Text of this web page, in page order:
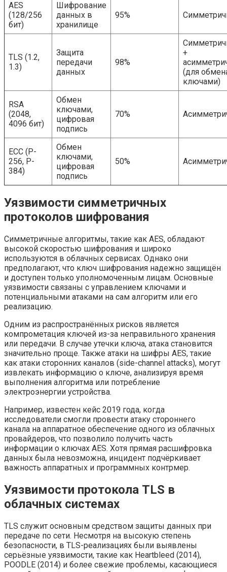
AES
(128/256
бит)
Шифрование
данных в
хранилище
95%
TLS (1.2,
1.3)
Защита
передачи
данных
98%
+
(для
ключами)
RSA
(2048,
4096 бит)
Обмен
ключами,
цифровая
подпись
70%
ECC (P-
256, P-
384)
Обмен
ключами,
цифровая
подпись
50%
Уязвимости симметричных
протоколов шифрования
Симметричные алгоритмы, такие как AES, обладают
высокой скоростью шифрования и широко
используются в облачных сервисах. Однако они
предполагают, что ключ шифрования надежно защищён
и доступен только уполномоченным лицам. Основные
уязвимости связаны с управлением ключами и
потенциальными атаками на сам алгоритм или его
реализацию.
Одним из распространённых рисков является
компрометация ключей из-за неправильного хранения
или передачи. В случае утечки ключа, атака становится
значительно проще. Также атаки на шифры AES, такие
как атаки сторонних каналов (side-channel attacks), могут
извлекать информацию о ключе, анализируя время
выполнения алгоритма или потребление
электроэнергии устройства.
Например, известен кейс 2019 года, когда
исследователи смогли провести атаку стороннего
канала на аппаратное обеспечение одного из облачных
провайдеров, что позволило получить часть
информации о ключах AES. Хотя прямая расшифровка
данных была невозможна, инцидент подчёркивает
важность аппаратных и программных контрмер.
Уязвимости протокола TLS в
облачных системах
TLS служит основным средством защиты данных при
передаче по сети. Несмотря на высокую степень
безопасности, в TLS-реализациях были выявлены
серьёзные уязвимости, такие как Heartbleed (2014),
POODLE (2014) и более свежие проблемы, касающиеся